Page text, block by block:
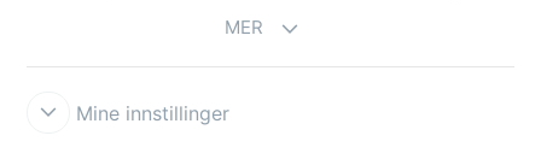
MER
Mine innstillinger